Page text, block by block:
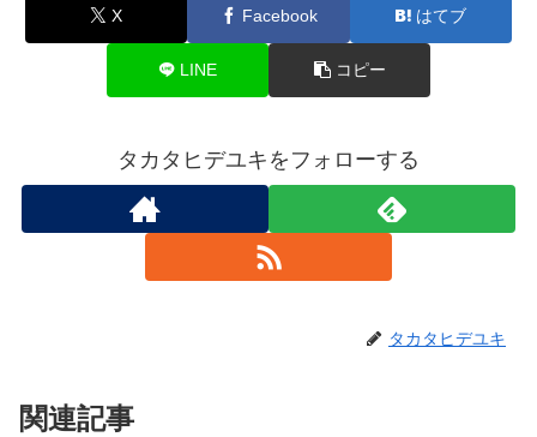
X Facebook はてブ
LINE コピー
タカタヒデユキをフォローする
タカタヒデユキ
関連記事